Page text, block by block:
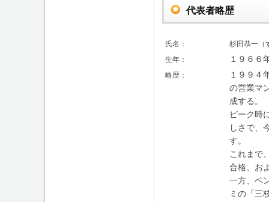
代表者略歴
氏名：
杉田恭一（
生年：
１９６６
略歴：
１９９４
の営業マ
成する。
ピーク時
しさで、
す。
これまで
合格、お
一方、ベ
ミの「三